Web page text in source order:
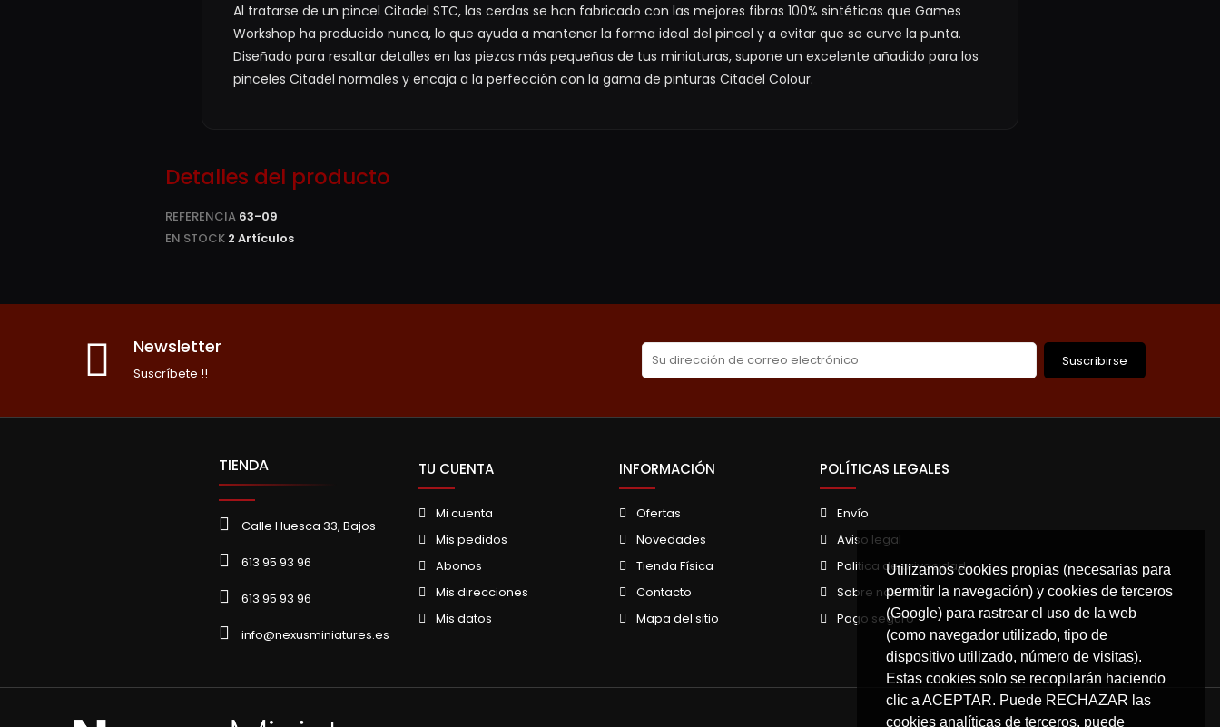
Utilizamos cookies propias (necesarias para
permitir la navegación) y cookies de terceros
(Google) para rastrear el uso de la web
(como navegador utilizado, tipo de
dispositivo utilizado, número de visitas).
Estas cookies solo se recopilarán haciendo
clic a ACEPTAR. Puede RECHAZAR las
cookies analíticas de terceros, puede
Al tratarse de un pincel Citadel STC, las cerdas se han fabricado con las mejores fibras 100% sintéticas que Games
Workshop ha producido nunca, lo que ayuda a mantener la forma ideal del pincel y a evitar que se curve la punta.
Diseñado para resaltar detalles en las piezas más pequeñas de tus miniaturas, supone un excelente añadido para los
pinceles Citadel normales y encaja a la perfección con la gama de pinturas Citadel Colour.
Detalles del producto
REFERENCIA 63-09
EN STOCK 2 Artículos
Newsletter
Suscríbete !!
Suscribirse
TIENDA
Calle Huesca 33, Bajos
613 95 93 96
613 95 93 96
info@nexusminiatures.es
TU CUENTA
Mi cuenta
Mis pedidos
Abonos
Mis direcciones
Mis datos
INFORMACIÓN
Ofertas
Novedades
Tienda Física
Contacto
Mapa del sitio
POLÍTICAS LEGALES
Envío
Aviso legal
Politica de privacidad
Sobre nosotros
Pago seguro